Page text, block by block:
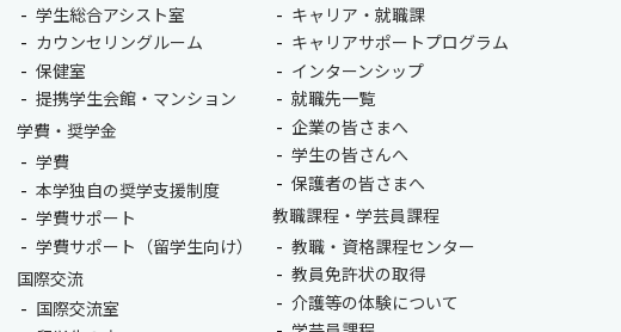
企業・一般の方
総合認証基盤システム（要ログイン）
学生総合アシスト室
カウンセリングルーム
保健室
提携学生会館・マンション
学費・奨学金
学費
本学独自の奨学支援制度
学費サポート
学費サポート（留学生向け）
国際交流
国際交流室
キャリア・就職課
キャリアサポートプログラム
インターンシップ
就職先一覧
企業の皆さまへ
学生の皆さんへ
保護者の皆さまへ
教職課程・学芸員課程
教職・資格課程センター
教員免許状の取得
介護等の体験について